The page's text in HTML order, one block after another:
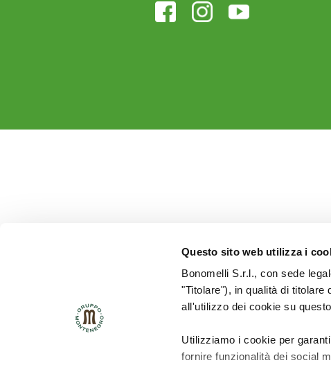
Questo sito web utilizza i
Bonomelli S.r.l., con sede
"Titolare"), in qualità di titolare
all'utilizzo dei cookie su
Utilizziamo i cookie per
fornire funzionalità dei social